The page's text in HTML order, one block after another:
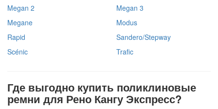
Megan 2
Megan 3
Megane
Modus
Rapid
Sandero/Stepway
Scénic
Trafic
Где выгодно купить поликлиновые
ремни для Рено Кангу Экспресс?